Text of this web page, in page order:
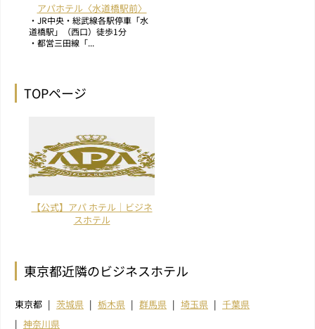
アパホテル〈水道橋駅前〉
・JR中央・総武線各駅停車「水
道橋駅」（西口）徒歩1分
・都営三田線「...
TOPページ
【公式】アパ ホテル｜ビジネ
スホテル
東京都近隣のビジネスホテル
東京都 茨城県 栃木県 群馬県 埼玉県
千葉県
神奈川県